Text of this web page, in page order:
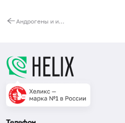
Андрогены и их метаболиты (8 показателей), расчет соотношений